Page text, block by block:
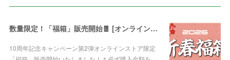
数量限定！「福箱」販売開始🧧 [オンライン限定]
10周年記念キャンペーン第2弾オンラインストア限定